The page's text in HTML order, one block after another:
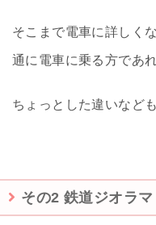
そこまで電車に詳しく
通に電車に乗る方であれ
ちょっとした違いなど
その2 鉄道ジオラマ